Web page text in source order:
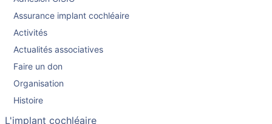
Assurance implant cochléaire
Activités
Actualités associatives
Faire un don
Organisation
Histoire
L'implant cochléaire